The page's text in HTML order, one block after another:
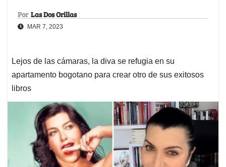
Por Las Dos Orillas
MAR 7, 2023
Lejos de las cámaras, la diva se refugia en su
apartamento bogotano para crear otro de sus exitosos
libros